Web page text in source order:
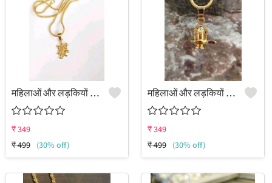
महिलाओं और लड़कियों के लिए पेंडेंट का सेट
₹349
₹499 (30% off)
महिलाओं और लड़कियों के लिए पेंडेंट का सेट
₹349
₹499 (30% off)